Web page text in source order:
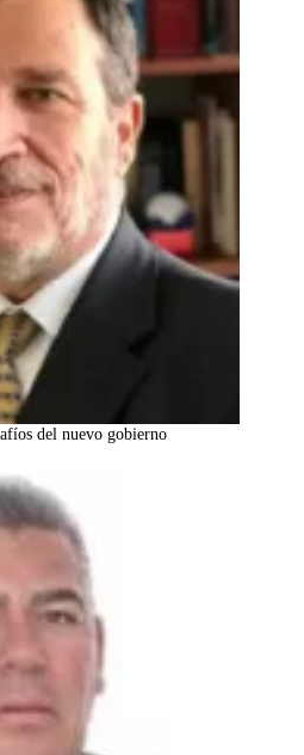
del nuevo gobierno